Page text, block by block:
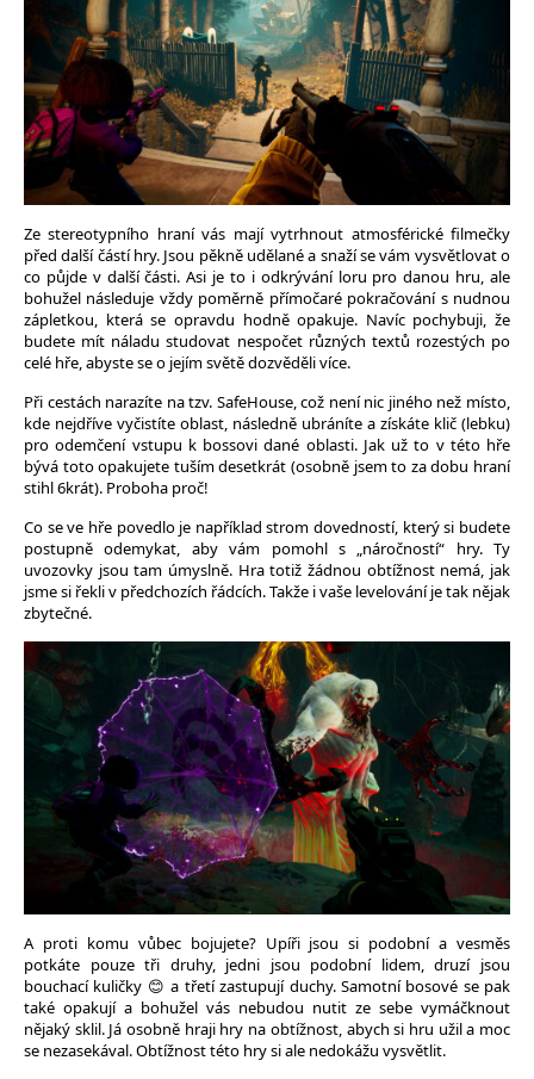
Ze stereotypního hraní vás mají vytrhnout atmosférické filmečky
před další částí hry. Jsou pěkně udělané a snaží se vám vysvětlovat o
co půjde v další části. Asi je to i odkrývání loru pro danou hru, ale
bohužel následuje vždy poměrně přímočaré pokračování s nudnou
zápletkou, která se opravdu hodně opakuje. Navíc pochybuji, že
budete mít náladu studovat nespočet různých textů rozestých po
celé hře, abyste se o jejím světě dozvěděli více.
Při cestách narazíte na tzv. SafeHouse, což není nic jiného než místo,
kde nejdříve vyčistíte oblast, následně ubráníte a získáte klič (lebku)
pro odemčení vstupu k bossovi dané oblasti. Jak už to v této hře
bývá toto opakujete tuším desetkrát (osobně jsem to za dobu hraní
stihl 6krát). Proboha proč!
Co se ve hře povedlo je například strom dovedností, který si budete
postupně odemykat, aby vám pomohl s „náročností“ hry. Ty
uvozovky jsou tam úmyslně. Hra totiž žádnou obtížnost nemá, jak
jsme si řekli v předchozích řádcích. Takže i vaše levelování je tak nějak
zbytečné.
A proti komu vůbec bojujete? Upíři jsou si podobní a vesměs
potkáte pouze tři druhy, jedni jsou podobní lidem, druzí jsou
bouchací kuličky 😊 a třetí zastupují duchy. Samotní bosové se pak
také opakují a bohužel vás nebudou nutit ze sebe vymáčknout
nějaký sklil. Já osobně hraji hry na obtížnost, abych si hru užil a moc
se nezasekával. Obtížnost této hry si ale nedokážu vysvětlit.